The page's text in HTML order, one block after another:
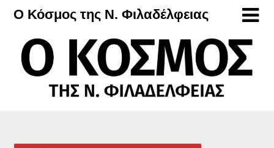
Μετάβαση
περιεχόμενο
Ο Κόσμος της Ν. Φιλαδέλφειας